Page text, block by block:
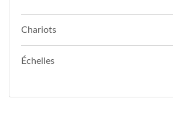
Chariots
Échelles